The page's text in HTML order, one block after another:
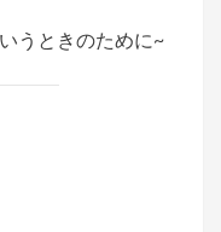
うときのために~